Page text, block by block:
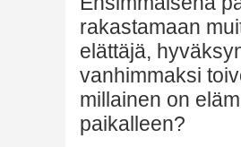
rakastamaan
elättäjä,
vanhimmaksi
millainen on
paikalleen?